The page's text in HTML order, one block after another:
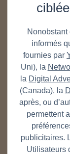
informés
fournies par
Uni), la
la Digital
(Canada), la
après, ou
permettent
publicitaires.
Utilisateurs